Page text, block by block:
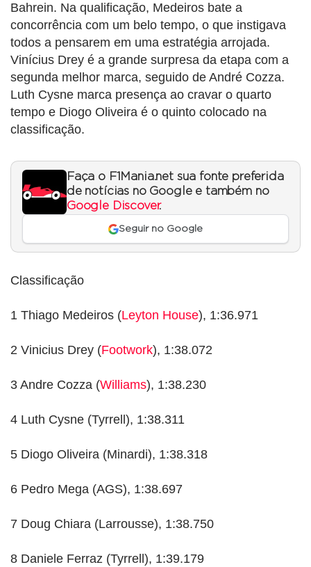
Bahrein. Na qualificação, Medeiros bate a
concorrência com um belo tempo, o que instigava
todos a pensarem em uma estratégia arrojada.
Vinícius Drey é a grande surpresa da etapa com a
segunda melhor marca, seguido de André Cozza.
Luth Cysne marca presença ao cravar o quarto
tempo e Diogo Oliveira é o quinto colocado na
classificação.
Faça o F1Mania.net sua fonte preferida
de notícias no Google e também no
Google Discover.
Seguir no Google
Classificação
1 Thiago Medeiros (Leyton House), 1:36.971
2 Vinicius Drey (Footwork), 1:38.072
3 Andre Cozza (Williams), 1:38.230
4 Luth Cysne (Tyrrell), 1:38.311
5 Diogo Oliveira (Minardi), 1:38.318
6 Pedro Mega (AGS), 1:38.697
7 Doug Chiara (Larrousse), 1:38.750
8 Daniele Ferraz (Tyrrell), 1:39.179